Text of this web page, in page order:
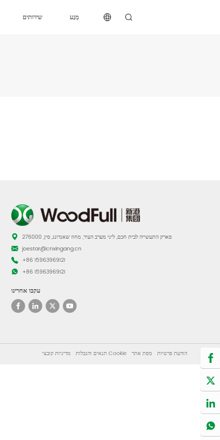
שירותים
מַגָע
פארק התעשייה לבית חכם, ליני מערב העיר, מחוז שאנדונג, סין, 276000
joestar@cnxingang.cn
+86 15963969121
+86 15963969121
עקבו אחרינו
תנאים והגבלות מדיניות קובצי Cookie הודעת פרטיות מפת אתר